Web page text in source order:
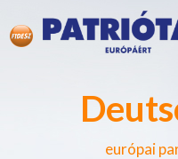
európai